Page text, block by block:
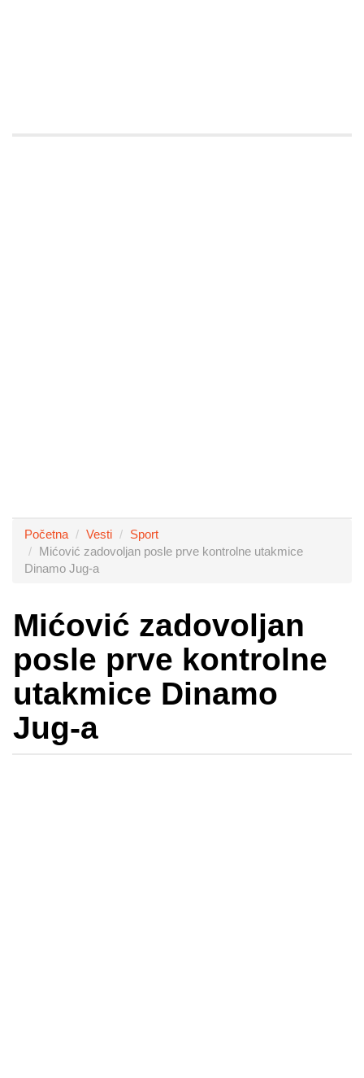
Početna Vesti
Sport
Mićović zadovoljan posle prve kontrolne utakmice
Dinamo Jug-a
Mićović zadovoljan
posle prve kontrolne
utakmice Dinamo
Jug-a